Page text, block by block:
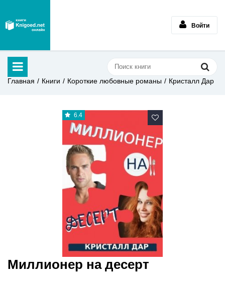
Войти
Главная Книги Короткие любовные романы Кристалл Дар
6.4
Миллионер на десерт